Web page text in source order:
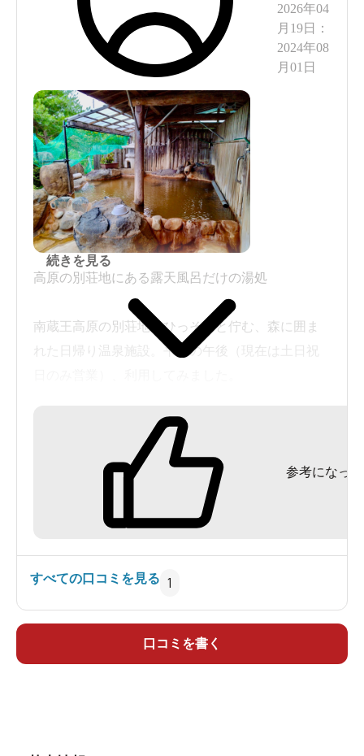
2026年04
月19日
：
2024年08
月01日
高原の別荘地にある露天風呂だけの湯処
南蔵王高原の別荘地にひっそりと佇む、森に囲ま
れた日帰り温泉施設。平日の午後（現在は土日祝
入浴料500円は、管理事務所不在の時には料金箱
へ。管理室左側の通路の先に男女別の浴室があ
り、男湯は左側です。
棚にプラ籠が置かれた脱衣場には、ドライヤーな
洗い場。石鹸などのアメニティはありません。
ナトリウム・カルシウムー硫酸塩・塩化物泉（源
泉名: 不忘の湯）が源泉かけ流しにされています。
続きを見る
参考になった
すべての口コミを見る 1
口コミを書く